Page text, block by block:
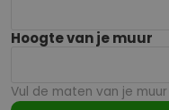
Hoogte van je muur
Vul de maten van je